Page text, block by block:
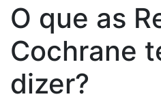
O que as
Cochrane
dizer?